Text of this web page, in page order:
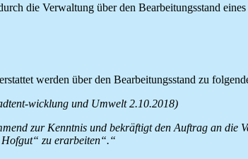
die Verwaltung über den Bearbeitungsstand
werden über den Bearbeitungsstand zu
wicklung und Umwelt 2.10.2018)
zur Kenntnis und bekräftigt den Auftrag an
zu erarbeiten“.“